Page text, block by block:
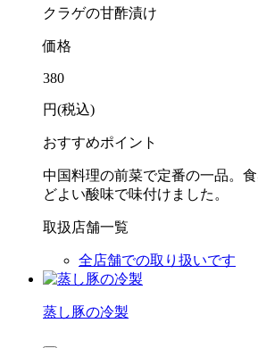
クラゲの甘酢漬け
価格
380
円(税込)
おすすめポイント
中国料理の前菜で定番の一品。
どよい酸味で味付けました。
取扱店舗一覧
全店舗での取り扱いです
蒸し豚の冷製